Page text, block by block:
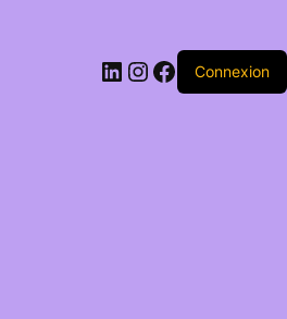
LinkedIn
Instagram
Facebook
Connexion